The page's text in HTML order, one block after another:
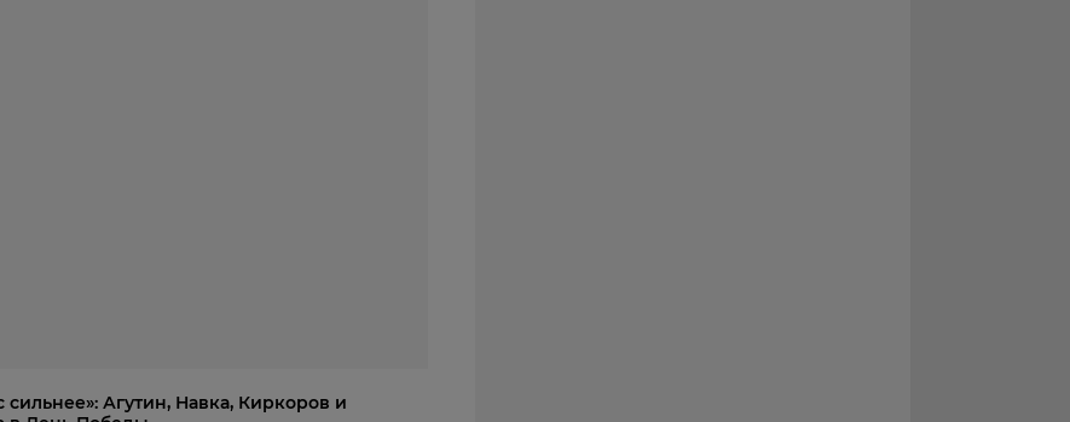
сильнее»: Агутин, Навка, Киркоров и